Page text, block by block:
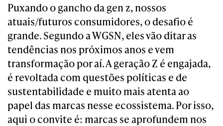
Puxando o gancho da gen z, nossos
atuais/futuros consumidores, o desafio é
grande. Segundo a WGSN, eles vão ditar as
tendências nos próximos anos e vem
transformação por aí. A geração Z é engajada,
é revoltada com questões políticas e de
sustentabilidade e muito mais atenta ao
papel das marcas nesse ecossistema. Por isso,
aqui o convite é: marcas se aprofundem nos